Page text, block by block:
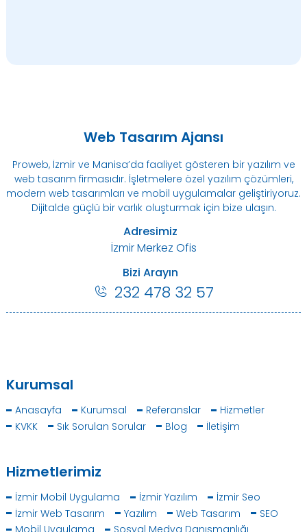
Kurumsal
Anasayfa Kurumsal Referanslar
Hizmetler
KVKK
Sık Sorulan Sorular Blog İletişim
Hizmetlerimiz
İzmir Mobil Uygulama İzmir Yazılım
İzmir Seo
İzmir Web Tasarım
Yazılım Web Tasarım
SEO
Web Tasarım Ajansı
Proweb, İzmir ve Manisa’da faaliyet gösteren bir yazılım ve
web tasarım firmasıdır. İşletmelere özel yazılım çözümleri,
modern web tasarımları ve mobil uygulamalar geliştiriyoruz.
Dijitalde güçlü bir varlık oluşturmak için bize ulaşın.
Adresimiz
İzmir Merkez Ofis
Bizi Arayın
232 478 32 57